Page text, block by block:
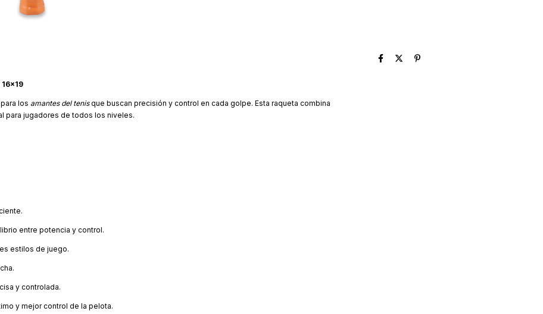
los amantes del tenisque buscan precisión y control en cada golpe. Esta raqueta combina
para jugadores de todos los niveles.
entre potencia y control.
estilos de juego.
y controlada.
y mejor control de la pelota.